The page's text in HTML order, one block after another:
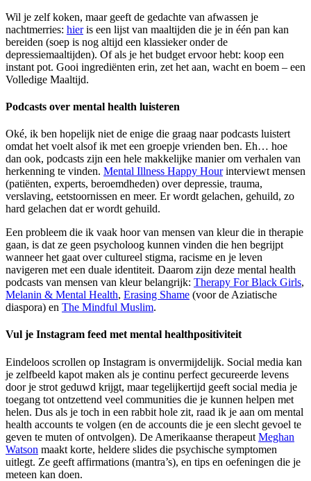
Wil je zelf koken, maar geeft de gedachte van afwassen je
nachtmerries: hieris een lijst van maaltijden die je in één pan kan
bereiden (soep is nog altijd een klassieker onder de
depressiemaaltijden). Of als je het budget ervoor hebt: koop een
instant pot. Gooi ingrediënten erin, zet het aan, wacht en boem – een
Volledige Maaltijd.
Podcasts over mental health luisteren
Oké, ik ben hopelijk niet de enige die graag naar podcasts luistert
omdat het voelt alsof ik met een groepje vrienden ben. Eh… hoe
dan ook, podcasts zijn een hele makkelijke manier om verhalen van
herkenning te vinden. Mental Illness Happy Hourinterviewt mensen
(patiënten, experts, beroemdheden) over depressie, trauma,
verslaving, eetstoornissen en meer. Er wordt gelachen, gehuild, zo
hard gelachen dat er wordt gehuild.
Een probleem die ik vaak hoor van mensen van kleur die in therapie
gaan, is dat ze geen psycholoog kunnen vinden die hen begrijpt
wanneer het gaat over cultureel stigma, racisme en je leven
navigeren met een duale identiteit. Daarom zijn deze mental health
podcasts van mensen van kleur belangrijk: Therapy For Black Girls,
Melanin & Mental Health, Erasing Shame (voor de Aziatische
diaspora) en The Mindful Muslim.
Vul je Instagram feed met mental healthpositiviteit
Eindeloos scrollen op Instagram is onvermijdelijk. Social media kan
je zelfbeeld kapot maken als je continu perfect gecureerde levens
door je strot geduwd krijgt, maar tegelijkertijd geeft social media je
toegang tot ontzettend veel communities die je kunnen helpen met
helen. Dus als je toch in een rabbit hole zit, raad ik je aan om mental
health accounts te volgen (en de accounts die je een slecht gevoel te
geven te muten of ontvolgen). De Amerikaanse therapeut Meghan
Watson maakt korte, heldere slides die psychische symptomen
uitlegt. Ze geeft affirmations (mantra’s), en tips en oefeningen die je
meteen kan doen.